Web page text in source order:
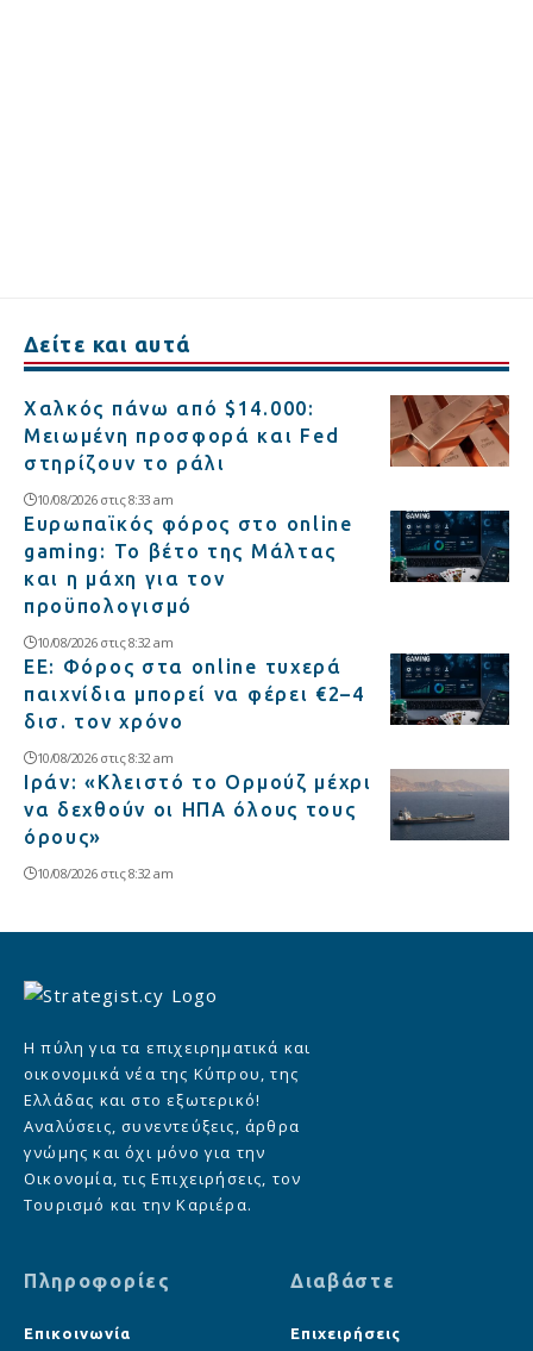
Δείτε και αυτά
Χαλκός πάνω από $14.000:
Μειωμένη προσφορά και Fed
στηρίζουν το ράλι
10/08/2026 στις 8:33 am
Ευρωπαϊκός φόρος στο online
gaming: Το βέτο της Μάλτας
και η μάχη για τον
προϋπολογισμό
10/08/2026 στις 8:32 am
ΕΕ: Φόρος στα online τυχερά
παιχνίδια μπορεί να φέρει €2–4
δισ. τον χρόνο
10/08/2026 στις 8:32 am
Ιράν: «Κλειστό το Ορμούζ μέχρι
να δεχθούν οι ΗΠΑ όλους τους
όρους»
10/08/2026 στις 8:32 am
Η πύλη για τα επιχειρηματικά και
οικονομικά νέα της Κύπρου, της
Ελλάδας και στο εξωτερικό!
Αναλύσεις, συνεντεύξεις, άρθρα
γνώμης και όχι μόνο για την
Οικονομία, τις Επιχειρήσεις, τον
Τουρισμό και την Καριέρα.
Πληροφορίες
Επικοινωνία
Διαβάστε
Επιχειρήσεις